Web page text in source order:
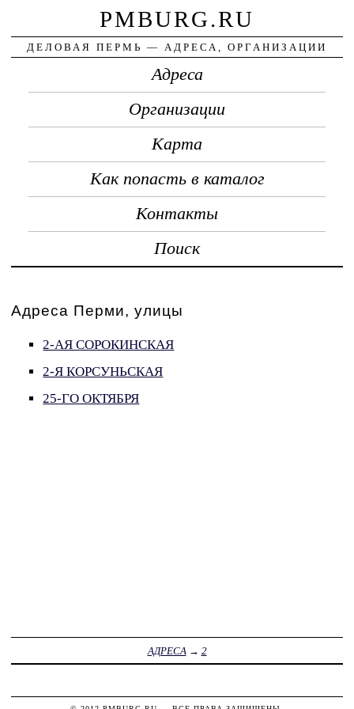
PMBURG.RU
ДЕЛОВАЯ ПЕРМЬ — АДРЕСА, ОРГАНИЗАЦИИ
Адреса
Организации
Карта
Как попасть в каталог
Контакты
Поиск
Адреса Перми, улицы
2-АЯ СОРОКИНСКАЯ
2-Я КОРСУНЬСКАЯ
25-ГО ОКТЯБРЯ
АДРЕСА → 2